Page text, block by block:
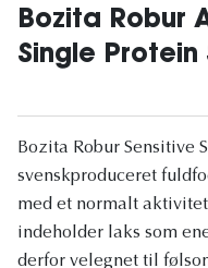
Bozita Robur
Single Protein
Bozita Robur Sensitive
svenskproduceret
med et normalt
indeholder laks som
derfor velegnet til